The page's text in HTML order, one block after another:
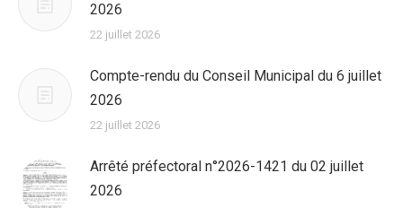
2026
22 juillet 2026
Compte-rendu du Conseil Municipal du 6 juillet
2026
22 juillet 2026
Arrêté préfectoral n°2026-1421 du 02 juillet
2026